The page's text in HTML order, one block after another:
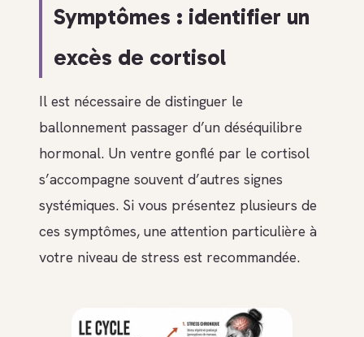
Symptômes : identifier un
excès de cortisol
Il est nécessaire de distinguer le
ballonnement passager d’un déséquilibre
hormonal. Un ventre gonflé par le cortisol
s’accompagne souvent d’autres signes
systémiques. Si vous présentez plusieurs de
ces symptômes, une attention particulière à
votre niveau de stress est recommandée.